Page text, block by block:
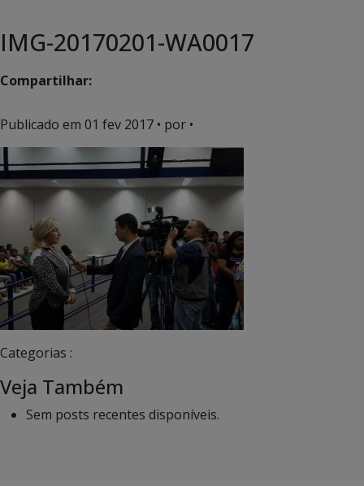
IMG-20170201-WA0017
Compartilhar:
Publicado em 01 fev 2017 • por •
Categorias :
Veja Também
Sem posts recentes disponíveis.